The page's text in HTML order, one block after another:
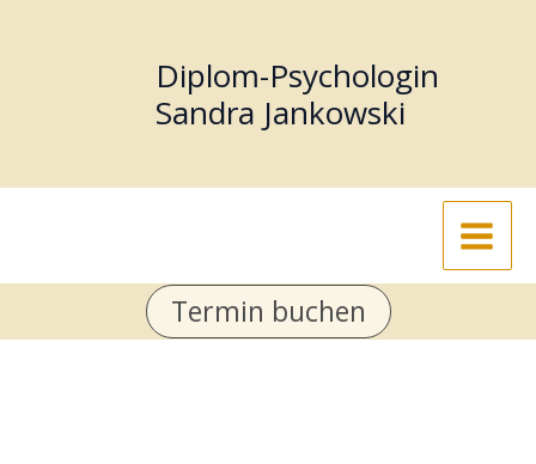
Diplom-Psychologin
Sandra Jankowski
Termin buchen